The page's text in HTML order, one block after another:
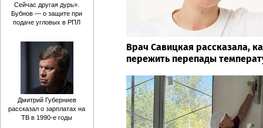
Врач Савицкая рассказала,
пережить перепады
Сейчас другая дурь».
Бубнов — о защите при
подаче угловых в РПЛ
Дмитрий Губерниев
рассказал о зарплатах на
ТВ в 1990-е годы